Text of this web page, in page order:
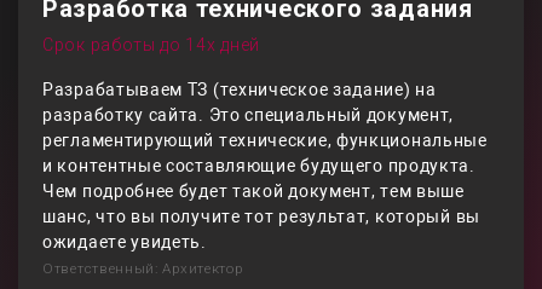
Разработка технического задания
Срок работы до 14х дней
Разрабатываем ТЗ (техническое задание) на
разработку сайта. Это специальный документ,
регламентирующий технические, функциональные
и контентные составляющие будущего продукта.
Чем подробнее будет такой документ, тем выше
шанс, что вы получите тот результат, который вы
ожидаете увидеть.
Ответственный: Архитектор